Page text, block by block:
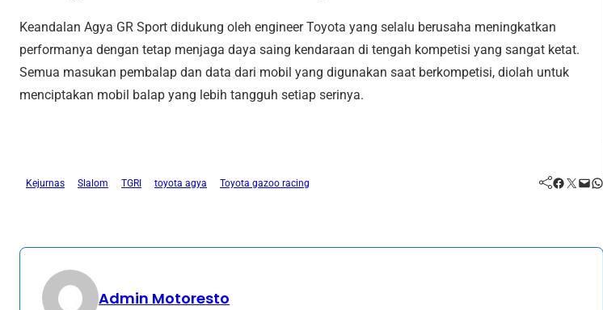
Keandalan Agya GR Sport didukung oleh engineer Toyota yang selalu berusaha meningkatkan
performanya dengan tetap menjaga daya saing kendaraan di tengah kompetisi yang sangat ketat.
Semua masukan pembalap dan data dari mobil yang digunakan saat berkompetisi, diolah untuk
menciptakan mobil balap yang lebih tangguh setiap serinya.
Kejurnas Slalom TGRI toyota agya Toyota gazoo racing Facebook Twitter Mail WhatsApp
Admin Motoresto